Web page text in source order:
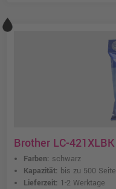
Brother LC-
Farben: schwarz
Kapazität: bis zu 500
Lieferzeit: 1-2 Werktage